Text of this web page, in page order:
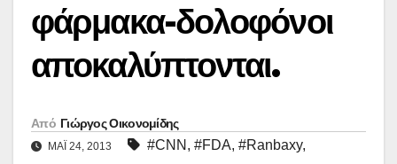
φάρμακα-δολοφόνοι
αποκαλύπτονται.
Από Γιώργος Οικονομίδης
ΜΑΪ́ 24, 2013 #CNN , #FDA, #Ranbaxy,